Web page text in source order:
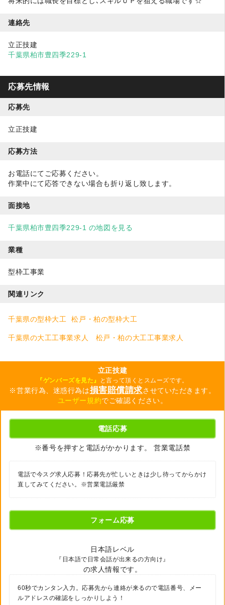
連絡先
立正技建
千葉県柏市豊四季229-1
応募先情報
応募先
立正技建
応募方法
お電話にてご応募ください。
作業中にて応答できない場合も折り返し致します。
面接地
千葉県柏市豊四季229-1 の地図を見る
業種
型枠工事業
関連リンク
千葉県の型枠大工 松戸・柏の型枠大工
千葉県の大工工事業求人 松戸・柏の大工工事業求人
立正技建
『ゲンバーズを見た』 と言って頂くとスムーズです。
※営業行為、迷惑行為は損害賠償請求させていただきます。
ユーザー規約でご確認ください。
電話応募
※番号を押すと電話がかかります。 営業電話禁
電話で今スグ求人応募！応募先が忙しいときは少し待ってからかけ
直してみてください。※営業電話厳禁
フォーム応募
日本語レベル
『日本語で日常会話が出来るの方向け』
の求人情報です。
60秒でカンタン入力。応募先から連絡が来るので電話番号、メー
ルアドレスの確認をしっかりしよう！